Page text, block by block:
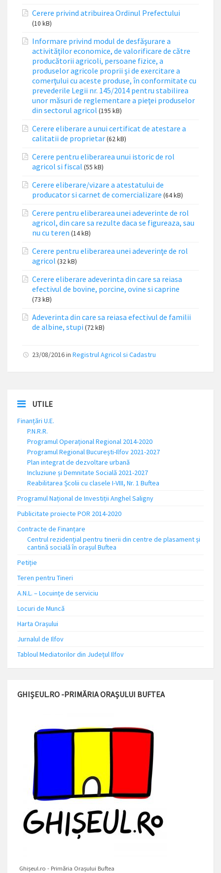
Cerere privind atribuirea Ordinul Prefectului
(10 kB)
Informare privind modul de desfăşurare a
activităţilor economice, de valorificare de către
producătorii agricoli, persoane fizice, a
produselor agricole proprii şi de exercitare a
comerţului cu aceste produse, în conformitate cu
prevederile Legii nr. 145/2014 pentru stabilirea
unor măsuri de reglementare a pieţei produselor
din sectorul agricol (195 kB)
Cerere eliberare a unui certificat de atestare a
calitatii de proprietar(62 kB)
Cerere pentru eliberarea unui istoric de rol
agricol si fiscal (55 kB)
Cerere eliberare/vizare a atestatului de
producator si carnet de comercializare (64 kB)
Cerere pentru eliberarea unei adeverinte de rol
agricol, din care sa rezulte daca se figureaza, sau
nu cu teren (14 kB)
Cerere pentru eliberarea unei adeverinţe de rol
agricol (32 kB)
Cerere eliberare adeverinta din care sa reiasa
efectivul de bovine, porcine, ovine si caprine
(73 kB)
Adeverinta din care sa reiasa efectivul de familii
de albine, stupi (72 kB)
23/08/2016in Registrul Agricol si Cadastru
UTILE
Finanțări U.E.
P.N.R.R.
Programul Operațional Regional 2014-2020
Programul Regional București-Ilfov 2021-2027
Plan integrat de dezvoltare urbană
Incluziune și Demnitate Socială 2021-2027
Reabilitarea Școlii cu clasele I-VIII, Nr. 1 Buftea
Programul Național de Investiții Anghel Saligny
Publicitate proiecte POR 2014-2020
Contracte de Finanțare
Centrul rezidențial pentru tinerii din centre de plasament și
cantină socială în orașul Buftea
Petiție
Teren pentru Tineri
A.N.L. – Locuinţe de serviciu
Locuri de Muncă
Harta Orașului
Jurnalul de Ilfov
Tabloul Mediatorilor din Județul Ilfov
GHIȘEUL.RO -PRIMĂRIA ORAȘULUI BUFTEA
Ghișeul.ro - Primăria Orașului Buftea